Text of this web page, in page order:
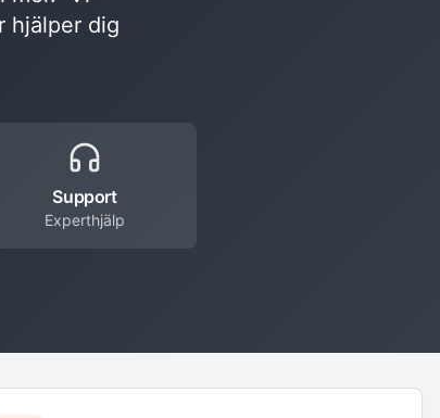
hjälper dig
Support
Experthjälp